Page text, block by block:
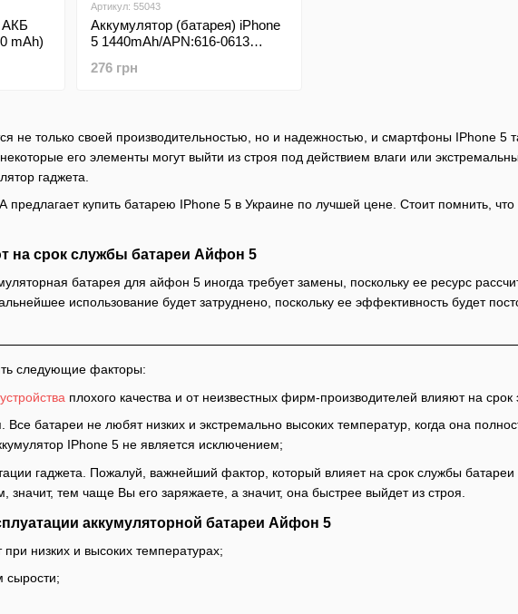
не только своей производительностью, но и надежностью, и смартфоны IPhone 5
его элементы могут выйти из строя под действием влаги или
гаджета.
купить батарею IPhone 5 в Украине по лучшей цене. Стоит помнить,
на срок службы батареи Айфон 5
батарея для айфон 5 иногда требует замены, поскольку ее ресурс
использование будет затруднено, поскольку ее эффективность будет
следующие факторы:
плохого качества и от неизвестных фирм-производителей влияют на срок
Все батареи не любят низких и экстремально высоких температур, когда она
IPhone 5 не является исключением;
гаджета. Пожалуй, важнейший фактор, который влияет на срок службы
значит, тем чаще Вы его заряжаете, а значит, она быстрее выйдет из строя.
аккумуляторной батареи Айфон 5
при низких и высоких температурах;
сырости;
АКБ
mAh)
Артикул: 55043
Аккумулятор (батарея) iPhone
5 1440mAh/APN:616-0613
276 грн